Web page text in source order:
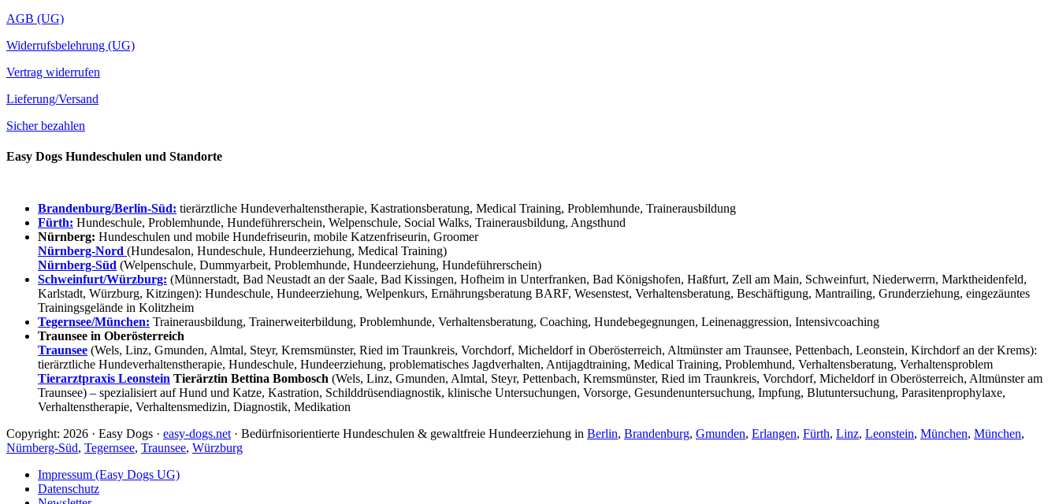
AGB (UG)
Widerrufsbelehrung (UG)
Vertrag widerrufen
Lieferung/Versand
Sicher bezahlen
Easy Dogs Hundeschulen und Standorte
Brandenburg/Berlin-Süd: tierärztliche Hundeverhaltenstherapie, Kastrationsberatung, Medical Training, Problemhunde, Trainerausbildung
Fürth: Hundeschule, Problemhunde, Hundeführerschein, Welpenschule, Social Walks, Trainerausbildung, Angsthund
Nürnberg: Hundeschulen und mobile Hundefriseurin, mobile Katzenfriseurin, Groomer
Nürnberg-Nord (Hundesalon, Hundeschule, Hundeerziehung, Medical Training)
Nürnberg-Süd (Welpenschule, Dummyarbeit, Problemhunde, Hundeerziehung, Hundeführerschein)
Schweinfurt/Würzburg: (Münnerstadt, Bad Neustadt an der Saale, Bad Kissingen, Hofheim in Unterfranken, Bad Königshofen, Haßfurt, Zell am Main, Schweinfurt, Niederwerrn, Marktheidenfeld,
Karlstadt, Würzburg, Kitzingen): Hundeschule, Hundeerziehung, Welpenkurs, Ernährungsberatung BARF, Wesenstest, Verhaltensberatung, Beschäftigung, Mantrailing, Grunderziehung, eingezäuntes
Trainingsgelände in Kolitzheim
Tegernsee/München: Trainerausbildung, Trainerweiterbildung, Problemhunde, Verhaltensberatung, Coaching, Hundebegegnungen, Leinenaggression, Intensivcoaching
Traunsee in Oberösterreich
Traunsee (Wels, Linz, Gmunden, Almtal, Steyr, Kremsmünster, Ried im Traunkreis, Vorchdorf, Micheldorf in Oberösterreich, Altmünster am Traunsee, Pettenbach, Leonstein, Kirchdorf an der Krems):
tierärztliche Hundeverhaltenstherapie, Hundeschule, Hundeerziehung, problematisches Jagdverhalten, Antijagdtraining, Medical Training, Problemhund, Verhaltensberatung, Verhaltensproblem
Tierarztpraxis Leonstein Tierärztin Bettina Bombosch (Wels, Linz, Gmunden, Almtal, Steyr, Pettenbach, Kremsmünster, Ried im Traunkreis, Vorchdorf, Micheldorf in Oberösterreich, Altmünster am
Traunsee) – spezialisiert auf Hund und Katze, Kastration, Schilddrüsendiagnostik, klinische Untersuchungen, Vorsorge, Gesundenuntersuchung, Impfung, Blutuntersuchung, Parasitenprophylaxe,
Verhaltenstherapie, Verhaltensmedizin, Diagnostik, Medikation
Copyright: 2026 · Easy Dogs · easy-dogs.net · Bedürfnisorientierte Hundeschulen & gewaltfreie Hundeerziehung in Berlin, Brandenburg, Gmunden, Erlangen, Fürth, Linz, Leonstein, München, München,
Nürnberg-Süd, Tegernsee, Traunsee, Würzburg
Impressum (Easy Dogs UG)
Datenschutz